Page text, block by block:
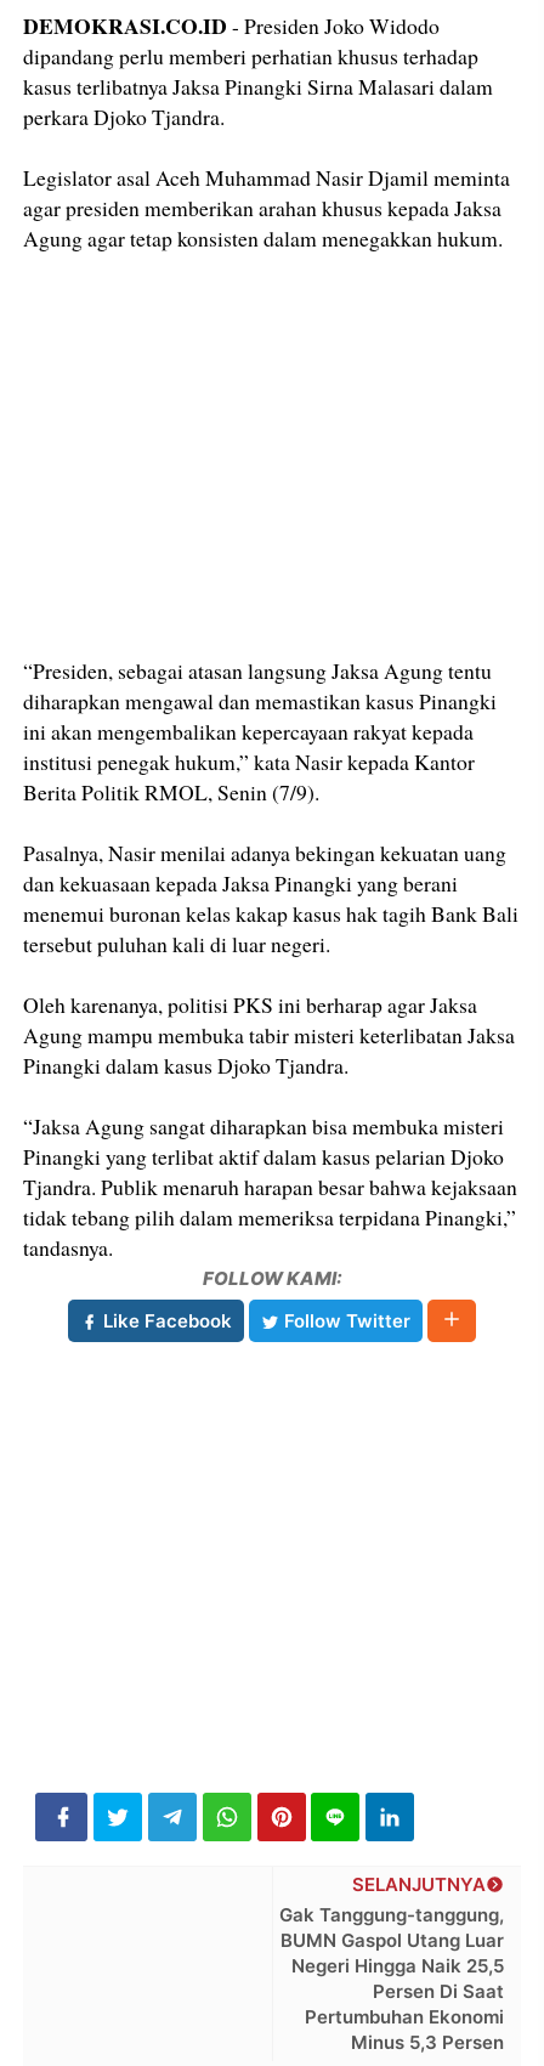
DEMOKRASI.CO.ID - Presiden Joko Widodo
dipandang perlu memberi perhatian khusus terhadap
kasus terlibatnya Jaksa Pinangki Sirna Malasari dalam
perkara Djoko Tjandra.
Legislator asal Aceh Muhammad Nasir Djamil meminta
agar presiden memberikan arahan khusus kepada Jaksa
Agung agar tetap konsisten dalam menegakkan hukum.
“Presiden, sebagai atasan langsung Jaksa Agung tentu
diharapkan mengawal dan memastikan kasus Pinangki
ini akan mengembalikan kepercayaan rakyat kepada
institusi penegak hukum,” kata Nasir kepada Kantor
Berita Politik RMOL, Senin (7/9).
Pasalnya, Nasir menilai adanya bekingan kekuatan uang
dan kekuasaan kepada Jaksa Pinangki yang berani
menemui buronan kelas kakap kasus hak tagih Bank Bali
tersebut puluhan kali di luar negeri.
Oleh karenanya, politisi PKS ini berharap agar Jaksa
Agung mampu membuka tabir misteri keterlibatan Jaksa
Pinangki dalam kasus Djoko Tjandra.
“Jaksa Agung sangat diharapkan bisa membuka misteri
Pinangki yang terlibat aktif dalam kasus pelarian Djoko
Tjandra. Publik menaruh harapan besar bahwa kejaksaan
tidak tebang pilih dalam memeriksa terpidana Pinangki,”
tandasnya.
FOLLOW KAMI:
Like Facebook
Follow Twitter
SELANJUTNYA
Gak Tanggung-tanggung,
BUMN Gaspol Utang Luar
Negeri Hingga Naik 25,5
Persen Di Saat
Pertumbuhan Ekonomi
Minus 5,3 Persen